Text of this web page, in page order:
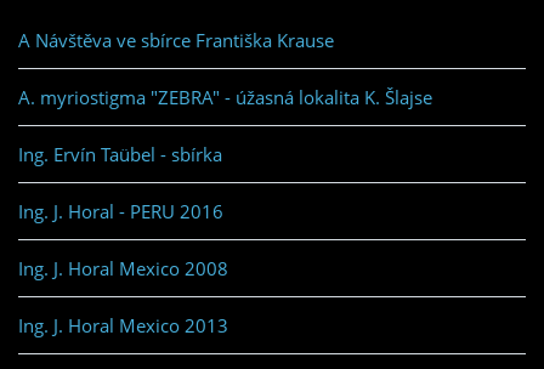
A Návštěva ve sbírce Františka Krause
A. myriostigma "ZEBRA" - úžasná lokalita K. Šlajse
Ing. Ervín Taübel - sbírka
Ing. J. Horal - PERU 2016
Ing. J. Horal Mexico 2008
Ing. J. Horal Mexico 2013